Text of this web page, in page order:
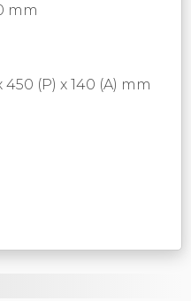
mm
(P) x 140 (A) mm